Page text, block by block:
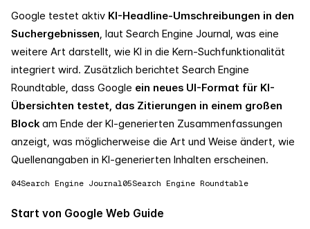
Google testet aktiv KI-Headline-Umschreibungen in den
Suchergebnissen, laut Search Engine Journal, was eine
weitere Art darstellt, wie KI in die Kern-Suchfunktionalität
integriert wird. Zusätzlich berichtet Search Engine
Roundtable, dass Google ein neues UI-Format für KI-
Übersichten testet, das Zitierungen in einem großen
Blockam Ende der KI-generierten Zusammenfassungen
anzeigt, was möglicherweise die Art und Weise ändert, wie
Quellenangaben in KI-generierten Inhalten erscheinen.
04Search Engine Journal05Search Engine Roundtable
Start von Google Web Guide